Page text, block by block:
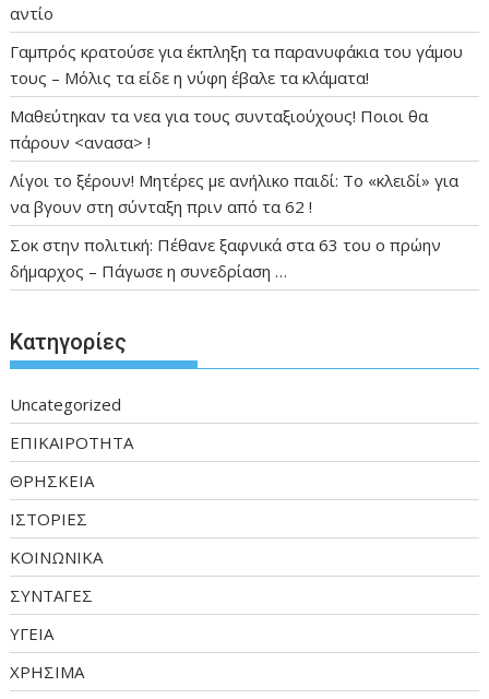
αντίο
Γαμπρός κρατούσε για έκπληξη τα παρανυφάκια του γάμου
τους – Μόλις τα είδε η νύφη έβαλε τα κλάματα!
Μαθεύτηκαν τα νεα για τους συνταξιούχους! Ποιοι θα
πάρουν <ανασα> !
Λίγοι το ξέρουν! Μητέρες με ανήλικο παιδί: Το «κλειδί» για
να βγουν στη σύνταξη πριν από τα 62 !
Σοκ στην πολιτική: Πέθανε ξαφνικά στα 63 του ο πρώην
δήμαρχος – Πάγωσε η συνεδρίαση …
Kατηγορίες
Uncategorized
ΕΠΙΚΑΙΡΟΤΗΤΑ
ΘΡΗΣΚΕΙΑ
ΙΣΤΟΡΙΕΣ
ΚΟΙΝΩΝΙΚΑ
ΣΥΝΤΑΓΕΣ
ΥΓΕΙΑ
ΧΡΗΣΙΜΑ